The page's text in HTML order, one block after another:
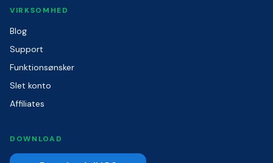
VIRKSOMHED
Blog
Support
Funktionsønsker
Slet konto
Affiliates
DOWNLOAD